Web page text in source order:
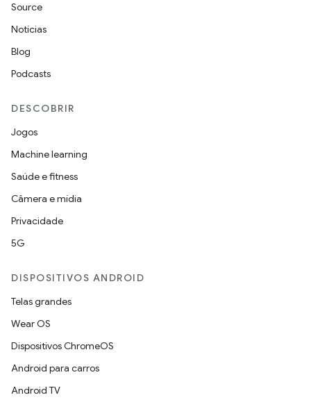
Source
Notícias
Blog
Podcasts
DESCOBRIR
Jogos
Machine learning
Saúde e fitness
Câmera e mídia
Privacidade
5G
DISPOSITIVOS ANDROID
Telas grandes
Wear OS
Dispositivos ChromeOS
Android para carros
Android TV